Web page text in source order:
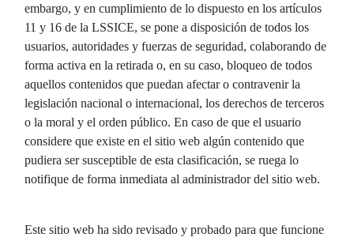
embargo, y en cumplimiento de lo dispuesto en los artículos
11 y 16 de la LSSICE, se pone a disposición de todos los
usuarios, autoridades y fuerzas de seguridad, colaborando de
forma activa en la retirada o, en su caso, bloqueo de todos
aquellos contenidos que puedan afectar o contravenir la
legislación nacional o internacional, los derechos de terceros
o la moral y el orden público. En caso de que el usuario
considere que existe en el sitio web algún contenido que
pudiera ser susceptible de esta clasificación, se ruega lo
notifique de forma inmediata al administrador del sitio web.
Este sitio web ha sido revisado y probado para que funcione